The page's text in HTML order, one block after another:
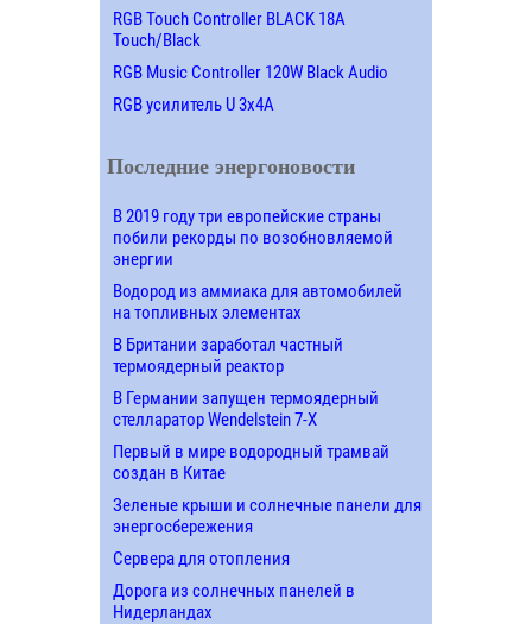
RGB Touch Controller BLACK 18A
Touch/Black
RGB Music Controller 120W Black Audio
RGB усилитель U 3х4A
Последние энергоновости
В 2019 году три европейские страны
побили рекорды по возобновляемой
энергии
Водород из аммиака для автомобилей
на топливных элементах
В Британии заработал частный
термоядерный реактор
В Германии запущен термоядерный
стелларатор Wendelstein 7-X
Первый в мире водородный трамвай
создан в Китае
Зеленые крыши и солнечные панели для
энергосбережения
Сервера для отопления
Дорога из солнечных панелей в
Нидерландах